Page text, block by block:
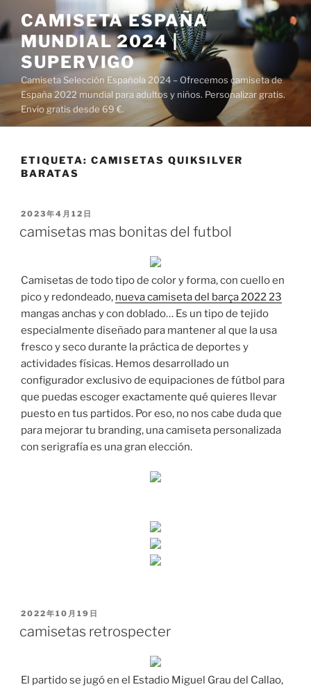
al
contenido
CAMISETA ESPAÑA
MUNDIAL 2024 |
SUPERVIGO
Camiseta Selección Española 2024 – Ofrecemos camiseta de
España 2022 mundial para adultos y niños. Personalizar gratis.
Envío gratis desde 69 €.
ETIQUETA: CAMISETAS QUIKSILVER
BARATAS
PUBLICADO
2023年4月12日
camisetas mas bonitas del futbol
Camisetas de todo tipo de color y forma, con cuello en
pico y redondeado, nueva camiseta del barça 2022 23
mangas anchas y con doblado… Es un tipo de tejido
especialmente diseñado para mantener al que la usa
fresco y seco durante la práctica de deportes y
actividades físicas. Hemos desarrollado un
configurador exclusivo de equipaciones de fútbol para
que puedas escoger exactamente qué quieres llevar
puesto en tus partidos. Por eso, no nos cabe duda que
para mejorar tu branding, una camiseta personalizada
con serigrafía es una gran elección.
PUBLICADO
2022年10月19日
camisetas retrospecter
El partido se jugó en el Estadio Miguel Grau del Callao,